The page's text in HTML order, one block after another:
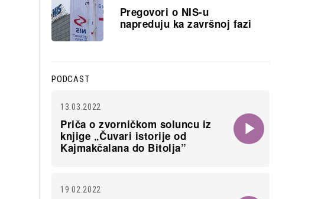
Pregovori o NIS-u
napreduju ka završnoj fazi
PODCAST
13.03.2022
Priča o zvorničkom soluncu iz
knjige „Čuvari istorije od
Kajmakčalana do Bitolja”
19.02.2022